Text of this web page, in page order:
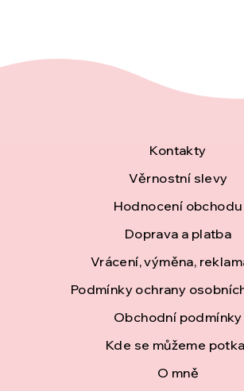
Kontakty
Věrnostní slevy
Hodnocení obchodu
Doprava a platba
Vrácení, výměna,
Podmínky ochrany
Obchodní podmínky
Kde se můžeme
O mně